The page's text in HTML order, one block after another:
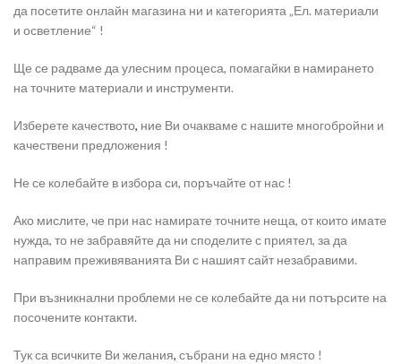
да посетите онлайн магазина ни и категорията „Ел. материали
и осветление“ !
Ще се радваме да улесним процеса, помагайки в намирането
на точните материали и инструменти.
Изберете качеството, ние Ви очакваме с нашите многобройни и
качествени предложения !
Не се колебайте в избора си, поръчайте от нас !
Ако мислите, че при нас намирате точните неща, от които имате
нужда, то не забравяйте да ни споделите с приятел, за да
направим преживяванията Ви с нашият сайт незабравими.
При възникнални проблеми не се колебайте да ни потърсите на
посочените контакти.
Тук са всичките Ви желания, събрани на едно място !